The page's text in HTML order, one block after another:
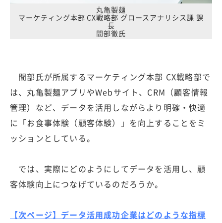
丸亀製麺
マーケティング本部 CX戦略部 グロースアナリシス課 課
長
間部徹氏
間部氏が所属するマーケティング本部 CX戦略部で
は、丸亀製麺アプリやWebサイト、CRM（顧客情報
管理）など、データを活用しながらより明確・快適
に「お食事体験（顧客体験）」を向上することをミ
ッションとしている。
では、実際にどのようにしてデータを活用し、顧
客体験向上につなげているのだろうか。
【次ページ】データ活用成功企業はどのような指標